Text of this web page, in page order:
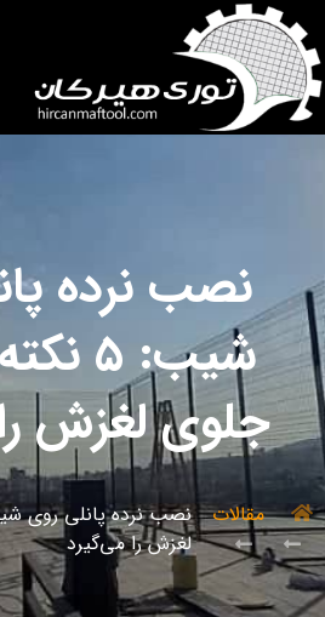
نصب نرده
شیب:
جلوی لغزش
مقالات
لغزش را می‌گیرد